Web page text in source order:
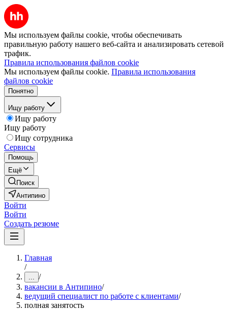
Мы используем файлы cookie, чтобы обеспечивать
правильную работу нашего веб-сайта и анализировать сетевой
трафик.
Правила использования файлов cookie
Мы используем файлы cookie. Правила использования
файлов cookie
Понятно
Ищу работу
Ищу работу
Ищу работу
Ищу сотрудника
Сервисы
Помощь
Ещё
Поиск
Антипино
Войти
Войти
Создать резюме
Главная
/
... /
вакансии в Антипино/
ведущий специалист по работе с клиентами/
полная занятость